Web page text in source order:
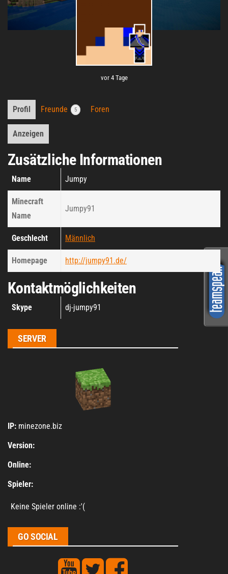
vor 4 Tage
Profil Freunde 5 Foren
Anzeigen
Zusätzliche Informationen
Name Jumpy
Minecraft
Name
Jumpy91
Geschlecht Männlich
Homepage http://jumpy91.de/
Kontaktmöglichkeiten
Skype dj-jumpy91
SERVER
IP: minezone.biz
Version:
Online:
Spieler:
Keine Spieler online :'(
GO SOCIAL